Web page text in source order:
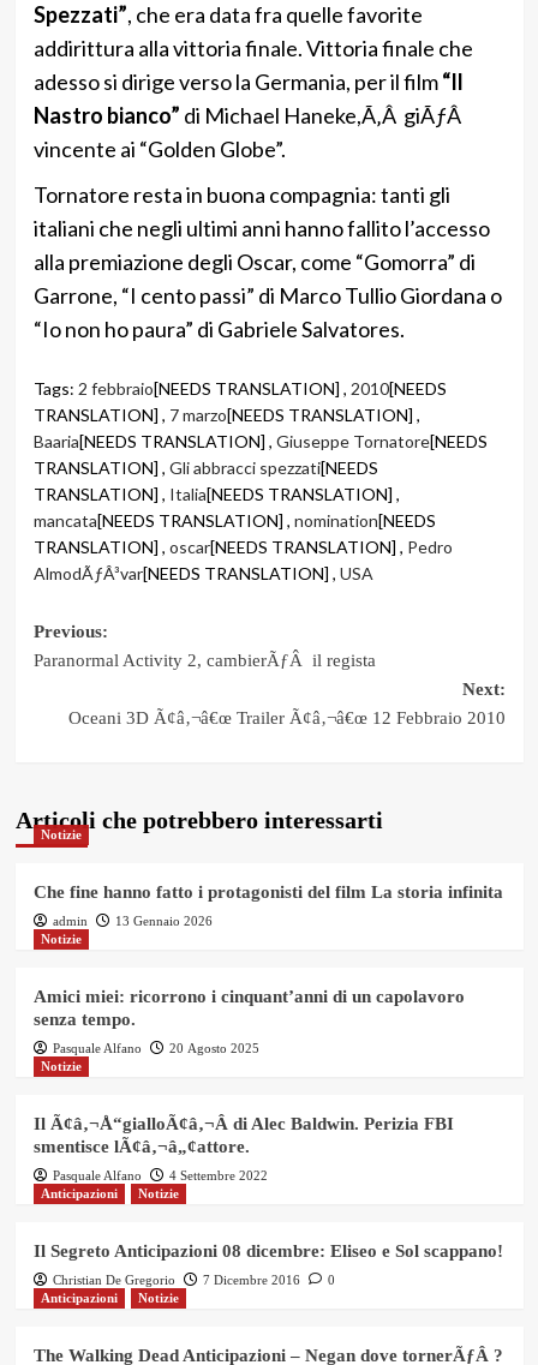
Spezzati”, che era data fra quelle favorite
addirittura alla vittoria finale. Vittoria finale che
adesso si dirige verso la Germania, per il film“Il
Nastro bianco” di Michael Haneke,Ã‚Â giÃƒÂ
vincente ai “Golden Globe”.
Tornatore resta in buona compagnia: tanti gli
italiani che negli ultimi anni hanno fallito l’accesso
alla premiazione degli Oscar, come “Gomorra” di
Garrone, “I cento passi” di Marco Tullio Giordana o
“Io non ho paura” di Gabriele Salvatores.
Tags: 2 febbraio[NEEDS TRANSLATION] , 2010[NEEDS
TRANSLATION] , 7 marzo[NEEDS TRANSLATION] ,
Baaria[NEEDS TRANSLATION] , Giuseppe Tornatore[NEEDS
TRANSLATION] , Gli abbracci spezzati[NEEDS
TRANSLATION] , Italia[NEEDS TRANSLATION] ,
mancata[NEEDS TRANSLATION] , nomination[NEEDS
TRANSLATION] , oscar[NEEDS TRANSLATION] , Pedro
AlmodÃƒÂ³var[NEEDS TRANSLATION] , USA
Post
Previous:
Paranormal Activity 2, cambierÃƒÂ il regista
Next:
Oceani 3D Ã¢â‚¬â€œ Trailer Ã¢â‚¬â€œ 12 Febbraio 2010
Articoli che potrebbero interessarti
Notizie
Che fine hanno fatto i protagonisti del film La storia infinita
admin
13 Gennaio 2026
Notizie
Amici miei: ricorrono i cinquant’anni di un capolavoro
senza tempo.
Pasquale Alfano
20 Agosto 2025
Notizie
Il Ã¢â‚¬Å“gialloÃ¢â‚¬Â di Alec Baldwin. Perizia FBI
smentisce lÃ¢â‚¬â„¢attore.
Pasquale Alfano
4 Settembre 2022
Anticipazioni
Notizie
Il Segreto Anticipazioni 08 dicembre: Eliseo e Sol scappano!
Christian De Gregorio 7 Dicembre 2016
0
Anticipazioni
Notizie
The Walking Dead Anticipazioni – Negan dove tornerÃƒÂ ?